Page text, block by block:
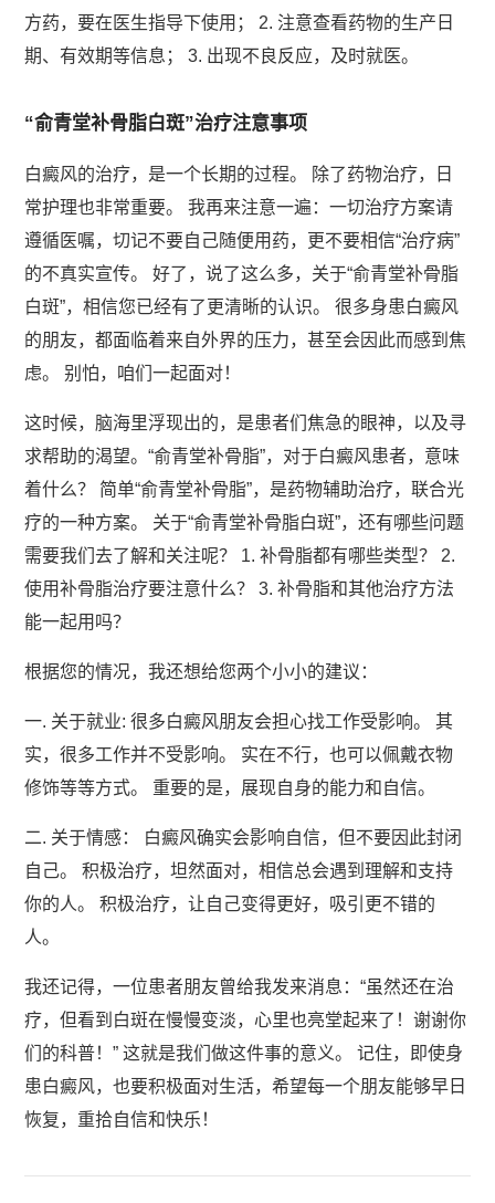
方药，要在医生指导下使用； 2. 注意查看药物的生产日
期、有效期等信息； 3. 出现不良反应，及时就医。
“俞青堂补骨脂白斑”治疗注意事项
白癜风的治疗，是一个长期的过程。 除了药物治疗，日
常护理也非常重要。 我再来注意一遍：一切治疗方案请
遵循医嘱，切记不要自己随便用药，更不要相信“治疗病”
的不真实宣传。 好了，说了这么多，关于“俞青堂补骨脂
白斑”，相信您已经有了更清晰的认识。 很多身患白癜风
的朋友，都面临着来自外界的压力，甚至会因此而感到焦
虑。 别怕，咱们一起面对！
这时候，脑海里浮现出的，是患者们焦急的眼神，以及寻
求帮助的渴望。“俞青堂补骨脂”，对于白癜风患者，意味
着什么？ 简单“俞青堂补骨脂”，是药物辅助治疗，联合光
疗的一种方案。 关于“俞青堂补骨脂白斑”，还有哪些问题
需要我们去了解和关注呢？ 1. 补骨脂都有哪些类型？ 2.
使用补骨脂治疗要注意什么？ 3. 补骨脂和其他治疗方法
能一起用吗？
根据您的情况，我还想给您两个小小的建议：
一. 关于就业: 很多白癜风朋友会担心找工作受影响。 其
实，很多工作并不受影响。 实在不行，也可以佩戴衣物
修饰等等方式。 重要的是，展现自身的能力和自信。
二. 关于情感： 白癜风确实会影响自信，但不要因此封闭
自己。 积极治疗，坦然面对，相信总会遇到理解和支持
你的人。 积极治疗，让自己变得更好，吸引更不错的
人。
我还记得，一位患者朋友曾给我发来消息：“虽然还在治
疗，但看到白斑在慢慢变淡，心里也亮堂起来了！谢谢你
们的科普！” 这就是我们做这件事的意义。 记住，即使身
患白癜风，也要积极面对生活，希望每一个朋友能够早日
恢复，重拾自信和快乐！